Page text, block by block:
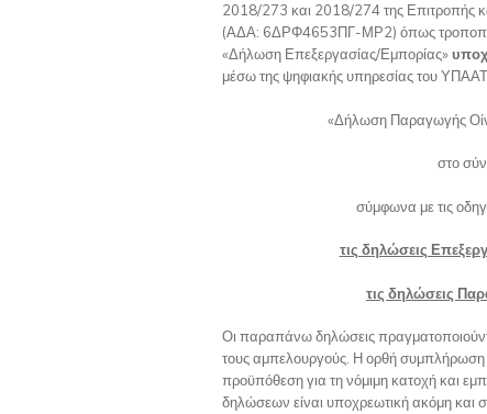
2018/273 και 2018/274 της Επιτροπής
(ΑΔΑ: 6ΔΡΦ4653ΠΓ-ΜΡ2) όπως
«Δήλωση Επεξεργασίας/Εμπορίας»
μέσω της ψηφιακής υπηρεσίας του ΥΠΑΑΤ
«Δήλωση Παραγωγής
στο
σύμφωνα με τις
τις δηλώσεις
τις δηλώσεις
Οι παραπάνω δηλώσεις
τους αμπελουργούς. Η ορθή
προϋπόθεση για τη νόμιμη κατοχή και
δηλώσεων είναι υποχρεωτική ακόμη και